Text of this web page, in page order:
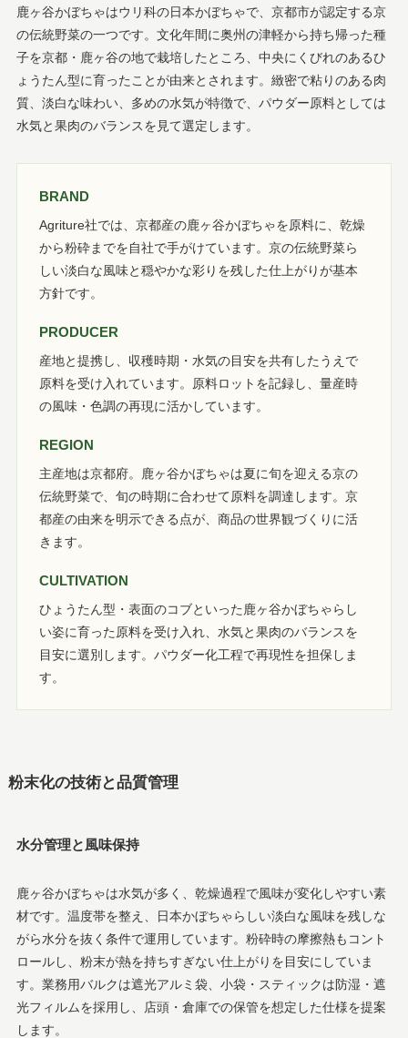
鹿ヶ谷かぼちゃはウリ科の日本かぼちゃで、京都市が認定する京
の伝統野菜の一つです。文化年間に奥州の津軽から持ち帰った種
子を京都・鹿ヶ谷の地で栽培したところ、中央にくびれのあるひ
ょうたん型に育ったことが由来とされます。緻密で粘りのある肉
質、淡白な味わい、多めの水気が特徴で、パウダー原料としては
水気と果肉のバランスを見て選定します。
BRAND
Agriture社では、京都産の鹿ヶ谷かぼちゃを原料に、乾燥
から粉砕までを自社で手がけています。京の伝統野菜ら
しい淡白な風味と穏やかな彩りを残した仕上がりが基本
方針です。
PRODUCER
産地と提携し、収穫時期・水気の目安を共有したうえで
原料を受け入れています。原料ロットを記録し、量産時
の風味・色調の再現に活かしています。
REGION
主産地は京都府。鹿ヶ谷かぼちゃは夏に旬を迎える京の
伝統野菜で、旬の時期に合わせて原料を調達します。京
都産の由来を明示できる点が、商品の世界観づくりに活
きます。
CULTIVATION
ひょうたん型・表面のコブといった鹿ヶ谷かぼちゃらし
い姿に育った原料を受け入れ、水気と果肉のバランスを
目安に選別します。パウダー化工程で再現性を担保しま
す。
粉末化の技術と品質管理
水分管理と風味保持
鹿ヶ谷かぼちゃは水気が多く、乾燥過程で風味が変化しやすい素
材です。温度帯を整え、日本かぼちゃらしい淡白な風味を残しな
がら水分を抜く条件で運用しています。粉砕時の摩擦熱もコント
ロールし、粉末が熱を持ちすぎない仕上がりを目安にしていま
す。業務用バルクは遮光アルミ袋、小袋・スティックは防湿・遮
光フィルムを採用し、店頭・倉庫での保管を想定した仕様を提案
します。